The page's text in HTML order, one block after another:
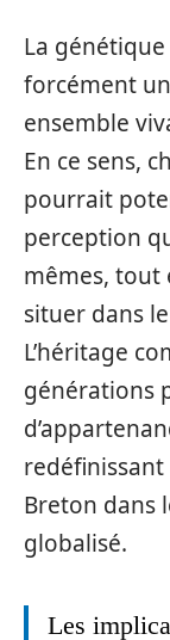
La génétique
forcément
ensemble
En ce sens,
pourrait
perception
mêmes, tout
situer dans
L’héritage
générations
Breton dans
globalisé.
Les